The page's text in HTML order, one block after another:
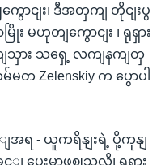
ာငျး၊ ဒီအတှကျ တိုငျးပွ
မဟုတျကွောငျး ၊ ရုရှား
သှား သရှေ့ လကျနကျတှ
Zelenskiy က ပွောပါ
ြျအရ - ယူကရိနျးရဲ့ ပို့ကုနျ
ျ ပေးမှာဖွဈသလို၊ ရုရှား